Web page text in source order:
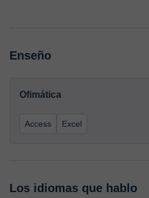
Enseño
Ofimática
Access Excel
Los idiomas que hablo